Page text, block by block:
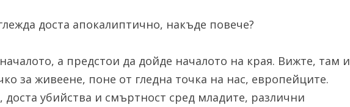
доста апокалиптично, накъде повече?
а предстои да дойде началото на края. Вижте, там и
за живеене, поне от гледна точка на нас, европейците.
убийства и смъртност сред младите, различни